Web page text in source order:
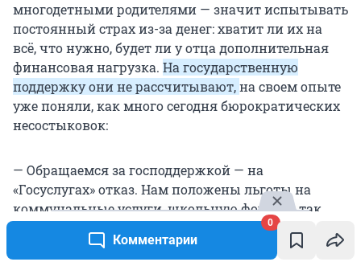
Комментарии
0
многодетными родителями — значит испытывать
постоянный страх из-за денег: хватит ли их на
всё, что нужно, будет ли у отца дополнительная
финансовая нагрузка. На государственную
поддержку они не рассчитывают,на своем опыте
уже поняли, как много сегодня бюрократических
несостыковок:
— Обращаемся за господдержкой — на
«Госуслугах» отказ. Нам положены льготы на
коммунальные услуги, школьную форму и так
далее. Когда родился Амир, решили включить его
в многодетное свидетельство,
но почему-то сразу